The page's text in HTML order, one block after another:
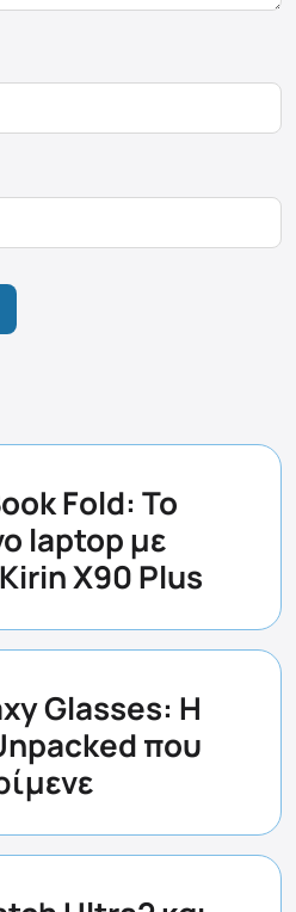
Fold: Το
laptop με
X90 Plus
Glasses: Η
που